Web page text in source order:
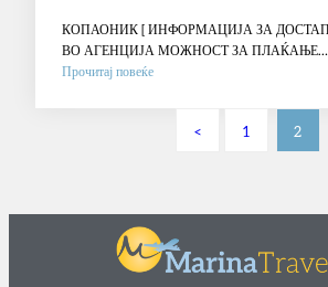
КОПАОНИК [ ИНФОРМАЦИЈА ЗА
ВО АГЕНЦИЈА МОЖНОСТ ЗА ПЛАЌАЊЕ…
Прочитај повеќе:
1 2